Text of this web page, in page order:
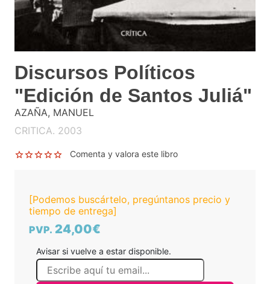
Discursos Políticos
"Edición de Santos Juliá"
AZAÑA, MANUEL
CRITICA. 2003
Comenta y valora este libro
[Podemos buscártelo, pregúntanos precio y
tiempo de entrega]
PVP. 24,00€
Avisar si vuelve a estar disponible.